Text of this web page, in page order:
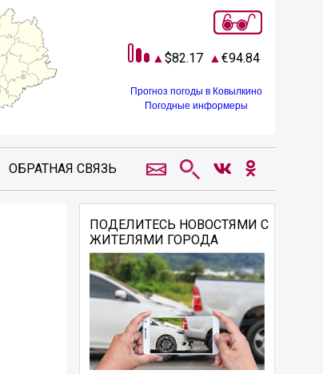
82.17 94.84
Прогноз погоды в Ковылкино
Погодные информеры
ОБРАТНАЯ СВЯЗЬ
ПОДЕЛИТЕСЬ НОВОСТЯМИ С
ЖИТЕЛЯМИ ГОРОДА